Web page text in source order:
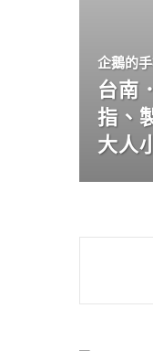
企鵝的
台南
指、
大人